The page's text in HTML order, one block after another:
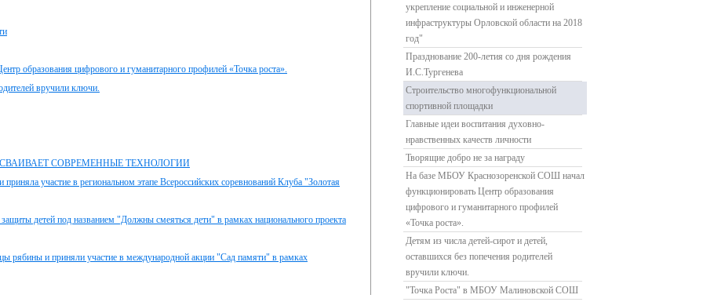
образования цифрового и гуманитарного профилей «Точка роста».
вручили ключи.
СОВРЕМЕННЫЕ ТЕХНОЛОГИИ
участие в региональном этапе Всероссийских соревнований Клуба "Золотая
детей под названием "Должны смеяться дети" в рамках национального проекта
рябины и приняли участие в международной акции "Сад памяти" в рамках
укрепление социальной и инженерной
инфраструктуры Орловской области на 2018
год"
Празднование 200-летия со дня рождения
И.С.Тургенева
Строительство многофункциональной
спортивной площадки
Главные идеи воспитания духовно-
нравственных качеств личности
Творящие добро не за награду
На базе МБОУ Краснозоренской СОШ начал
функционировать Центр образования
цифрового и гуманитарного профилей
«Точка роста».
Детям из числа детей-сирот и детей,
оставшихся без попечения родителей
вручили ключи.
"Точка Роста" в МБОУ Малиновской СОШ